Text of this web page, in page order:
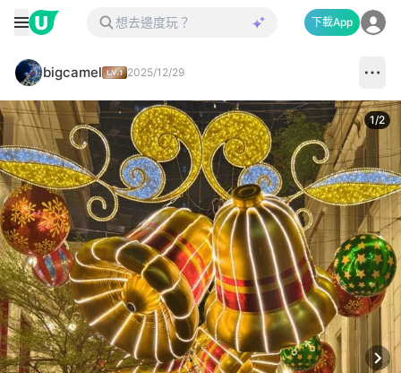
下載App
bigcamel 2025/12/29
1/2